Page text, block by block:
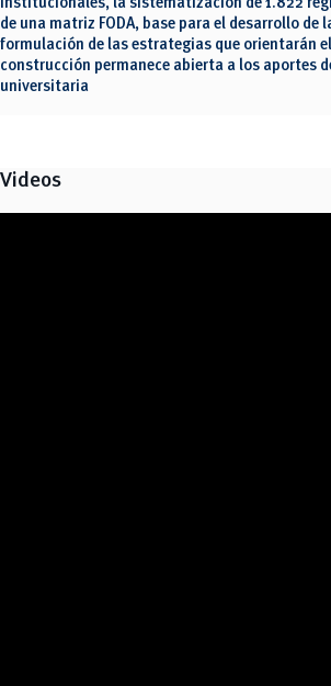
institucionales, la sistematización de 1.822
de una matriz FODA, base para el desarrollo de
formulación de las estrategias que orientarán
construcción permanece abierta a los aportes
universitaria
Videos